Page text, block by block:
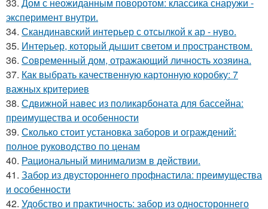
33. Дом с неожиданным поворотом: классика снаружи -
эксперимент внутри.
34. Скандинавский интерьер с отсылкой к ар - нуво.
35. Интерьер, который дышит светом и пространством.
36. Современный дом, отражающий личность хозяина.
37. Как выбрать качественную картонную коробку: 7
важных критериев
38. Сдвижной навес из поликарбоната для бассейна:
преимущества и особенности
39. Сколько стоит установка заборов и ограждений:
полное руководство по ценам
40. Рациональный минимализм в действии.
41. Забор из двустороннего профнастила: преимущества
и особенности
42. Удобство и практичность: забор из одностороннего